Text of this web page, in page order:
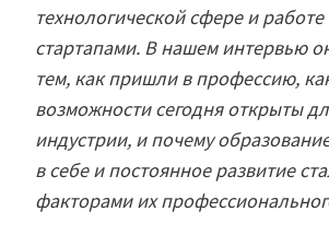
технологической сфере и работе
стартапами. В нашем интервью
тем, как пришли в профессию,
возможности сегодня открыты
индустрии, и почему
в себе и постоянное развитие
факторами их